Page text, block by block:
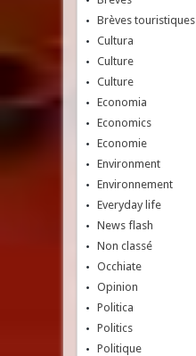
Brèves touristiques
Cultura
Culture
Culture
Economia
Economics
Economie
Environment
Environnement
Everyday life
News flash
Non classé
Occhiate
Opinion
Politica
Politics
Politique